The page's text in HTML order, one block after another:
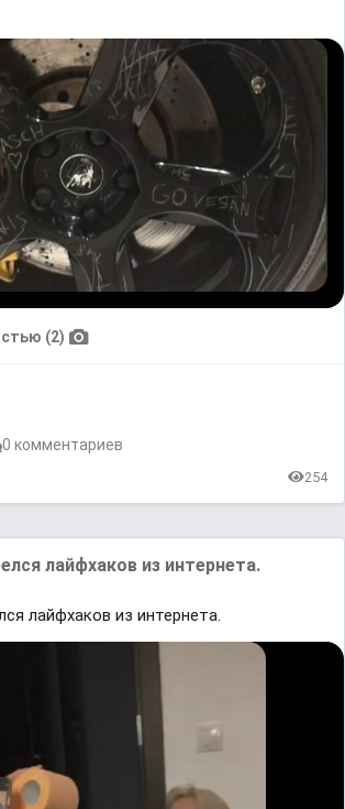
(2)
0 комментариев
254
лайфхаков из интернета.
лайфхаков из интернета.